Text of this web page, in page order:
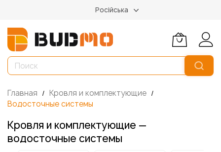
Російська
Главная
Кровля и комплектующие
Водосточные системы
Кровля и комплектующие —
водосточные системы